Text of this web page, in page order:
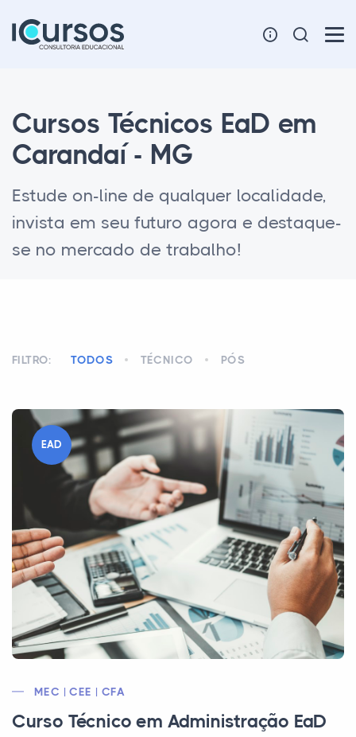
Cursos Técnicos EaD em
Carandaí - MG
Estude on-line de qualquer localidade,
invista em seu futuro agora e destaque-
se no mercado de trabalho!
FILTRO: TODOS TÉCNICO PÓS
EAD
MEC | CEE | CFA
Curso Técnico em Administração EaD